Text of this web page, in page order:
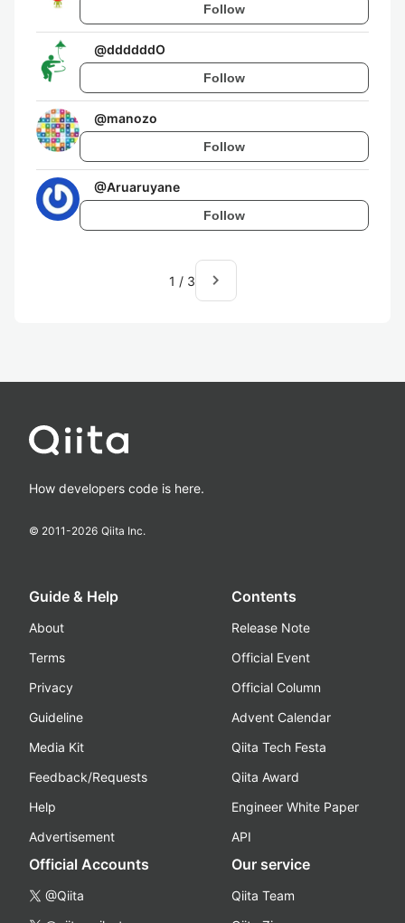
Follow
@ddddddO
Follow
@manozo
Follow
@Aruaruyane
Follow
1 / 3 navigate_next
How developers code is here.
© 2011-2026 Qiita Inc.
Guide & Help
About
Terms
Privacy
Guideline
Media Kit
Feedback/Requests
Help
Advertisement
Contents
Release Note
Official Event
Official Column
Advent Calendar
Qiita Tech Festa
Qiita Award
Engineer White Paper
API
Official Accounts
@Qiita
Our service
Qiita Team